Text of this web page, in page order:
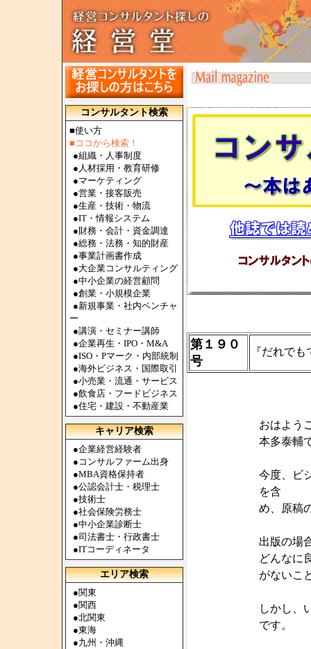
コンサルタント検索
■使い方
■ココから検索！
●組織・人事制度
● 人材採用・教育研修
●マーケティング
●営業・接客販売
●生産・技術・物流
●IT・情報システム
●財務・会計・資金調達
●総務・法務・知的財産
●事業計画書作成
●大企業コンサルティング
●中小企業の経営顧問
●創業・小規模企業
●新規事業・社内ベンチャ
ー
●講演・セミナー講師
●企業再生・IPO・M&A
●ISO・Pマーク・内部統制
●海外ビジネス・国際取引
●小売業・流通・サービス
●飲食店・フードビジネス
●住宅・建設・不動産業
キャリア検索
●企業経営経験者
● コンサルファーム出身
●MBA資格保持者
●公認会計士・税理士
●技術士
●社会保険労務士
●中小企業診断士
●司法書士・行政書士
●ITコーディネータ
エリア検索
●関東
●関西
●北関東
●東海
●九州・沖縄
第１９０
号
『だれで
おはよう
本多泰輔
今度、ビ
を含
め、原稿
出版の場
どんなに
がないこ
しかし、
です。